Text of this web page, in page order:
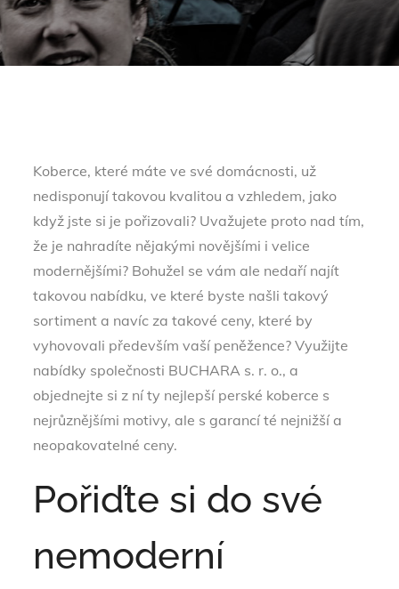
Koberce, které máte ve své domácnosti, už
nedisponují takovou kvalitou a vzhledem, jako
když jste si je pořizovali? Uvažujete proto nad tím,
že je nahradíte nějakými novějšími i velice
modernějšími? Bohužel se vám ale nedaří najít
takovou nabídku, ve které byste našli takový
sortiment a navíc za takové ceny, které by
vyhovovali především vaší peněžence? Využijte
nabídky společnosti BUCHARA s. r. o., a
objednejte si z ní ty nejlepší perské koberce s
nejrůznějšími motivy, ale s garancí té nejnižší a
neopakovatelné ceny.
Pořiďte si do své
nemoderní